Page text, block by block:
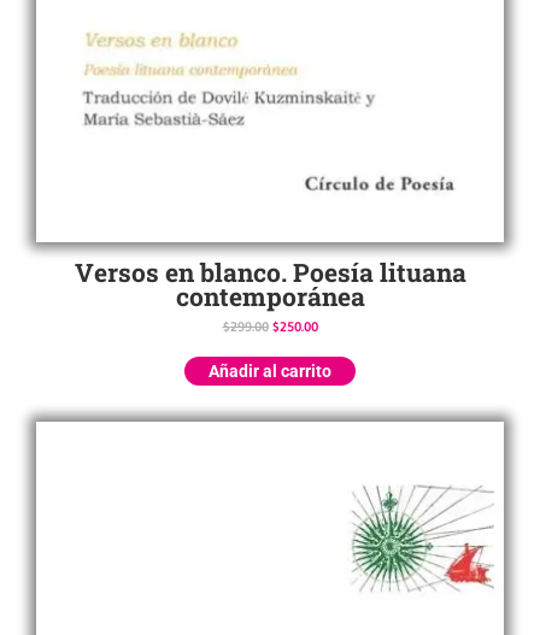
Versos en blanco. Poesía lituana
contemporánea
$299.00 $250.00
Añadir al carrito